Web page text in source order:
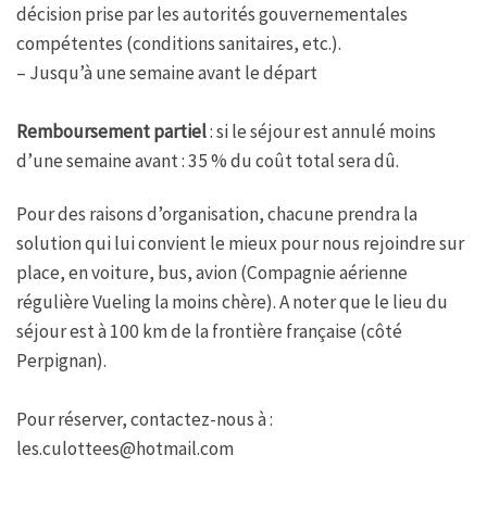
décision prise par les autorités gouvernementales
compétentes (conditions sanitaires, etc.).
– Jusqu’à une semaine avant le départ
Remboursement partiel: si le séjour est annulé moins
d’une semaine avant : 35 % du coût total sera dû.
Pour des raisons d’organisation, chacune prendra la
solution qui lui convient le mieux pour nous rejoindre sur
place, en voiture, bus, avion (Compagnie aérienne
régulière Vueling la moins chère). A noter que le lieu du
séjour est à 100 km de la frontière française (côté
Perpignan).
Pour réserver, contactez-nous à :
les.culottees@hotmail.com